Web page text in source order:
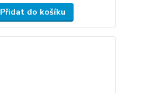
Přidat do košíku